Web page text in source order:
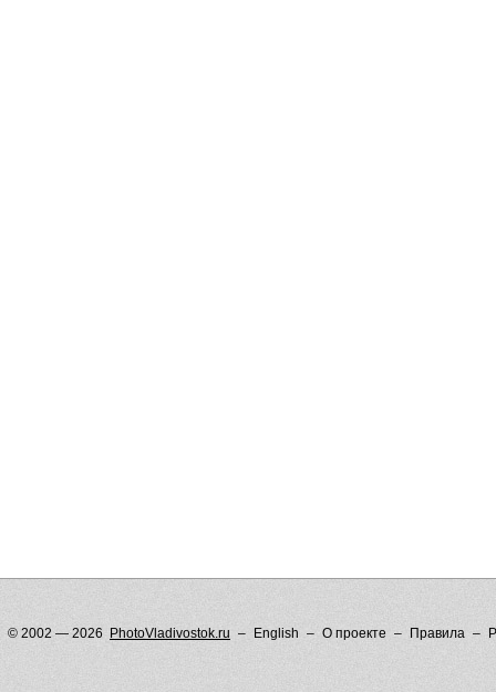
© 2002 — 2026 PhotoVladivostok.ru English О проекте Правила